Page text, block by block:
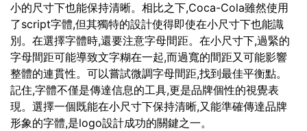
小的尺寸下也能保持清晰。相比之下,Coca-Cola雖然使用
了script字體,但其獨特的設計使得即使在小尺寸下也能識
別。在選擇字體時,還要注意字母間距。在小尺寸下,過緊的
字母間距可能導致文字糊在一起,而過寬的間距又可能影響
整體的連貫性。可以嘗試微調字母間距,找到最佳平衡點。
記住,字體不僅是傳達信息的工具,更是品牌個性的視覺表
現。選擇一個既能在小尺寸下保持清晰,又能準確傳達品牌
形象的字體,是logo設計成功的關鍵之一。